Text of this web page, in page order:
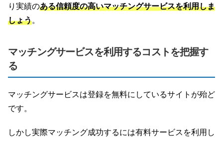
り実績のある信頼度の高いマッチングサービスを利用しま
しょう。
マッチングサービスを利用するコストを把握す
る
マッチングサービスは登録を無料にしているサイトが殆ど
です。
しかし実際マッチング成功するには有料サービスを利用し